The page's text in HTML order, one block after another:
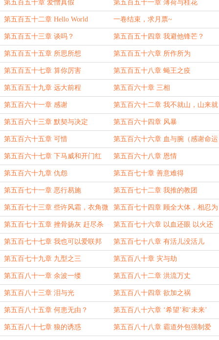
第五百五十章 爱憎真假 第五百五十一章 薄荷与桂花
第五百五十二章 Hello World 一卷结束，求月票~
第五百五十三章 谈吗？ 第五百五十四章 我避他锋芒？
第五百五十五章 所思所想 第五百五十六章 所作所为
第五百五十七章 算你厉害 第五百五十八章 蝇王之疫
第五百五十九章 远大前程 第五百六十章 三相
第五百六十一章 感谢 第五百六十二章 我不就山，山来就
我
第五百六十三章 默契与决定 第五百六十四章 风暴
第五百六十五章 可惜 第五百六十六章 血与腕（感谢命运
渡鸦的盟主
第五百六十七章 下马威和开门红 第五百六十八章 恩情
第五百六十九章 仇怨 第五百七十章 善意难得
第五百七十一章 恶行易施 第五百七十二章 我推的教团
第五百七十三章 些许风霜，衣角微
脏
第五百七十四章 顾全大体，相忍为
公
第五百七十五章 挫骨扬灰 赶尽杀
绝
第五百七十六章 以血还眼 以火还
牙
第五百七十七章 我也可以爱联邦 第五百七十八章 有活儿没活儿
第五百七十九章 九型之三 第五百八十章 灾与劫
第五百八十一章 余波一缕 第五百八十二章 洪流万丈
第五百八十三章 泪与光 第五百八十四章 欲加之祸
第五百八十五章 何患无由？ 第五百八十六章 ‘希望’和‘未来’
第五百八十七章 狼的诱惑 第五百八十八章 霸道外包强制爱